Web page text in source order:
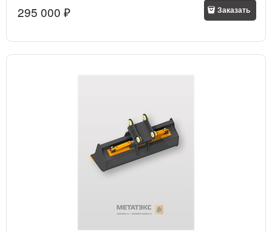
295 000 ₽ Заказать